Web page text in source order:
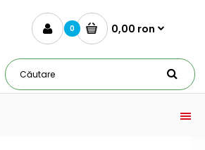
0 0,00 ron